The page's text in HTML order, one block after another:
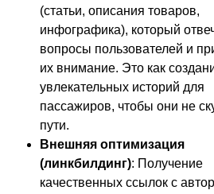
(статьи, описания товаров,
инфографика), который
вопросы пользователей и
их внимание. Это как
увлекательных историй для
пассажиров, чтобы они не
пути.
Внешняя оптимизация
(линкбилдинг): Получение
качественных ссылок с